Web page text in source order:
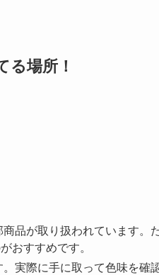
場所！
品が取り扱われています。
おすすめです。
実際に手に取って色味を確